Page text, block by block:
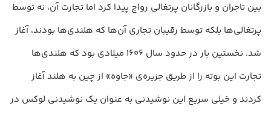
بین تاجران و بازرگانان پرتغالی رواج پیدا کرد اما تجارت آن، نه توسط
پرتغالی‌ها بلکه توسط رقیبان تجاری آن‌ها که هلندی‌ها بودند، آغاز
شد. نخستین بار در حدود سال 1606 میلادی بود که هلندی‌ها
تجارت این بوته را از طریق جزیره‌ی «جاوه» از چین به هلند آغاز
کردند و خیلی سریع این نوشیدنی به عنوان یک نوشیدنی لوکس در